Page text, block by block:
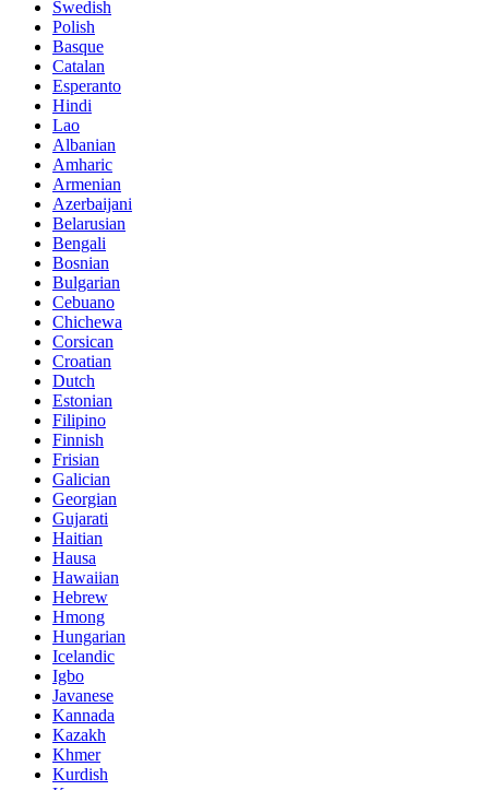
Swedish
Polish
Basque
Catalan
Esperanto
Hindi
Lao
Albanian
Amharic
Armenian
Azerbaijani
Belarusian
Bengali
Bosnian
Bulgarian
Cebuano
Chichewa
Corsican
Croatian
Dutch
Estonian
Filipino
Finnish
Frisian
Galician
Georgian
Gujarati
Haitian
Hausa
Hawaiian
Hebrew
Hmong
Hungarian
Icelandic
Igbo
Javanese
Kannada
Kazakh
Khmer
Kurdish